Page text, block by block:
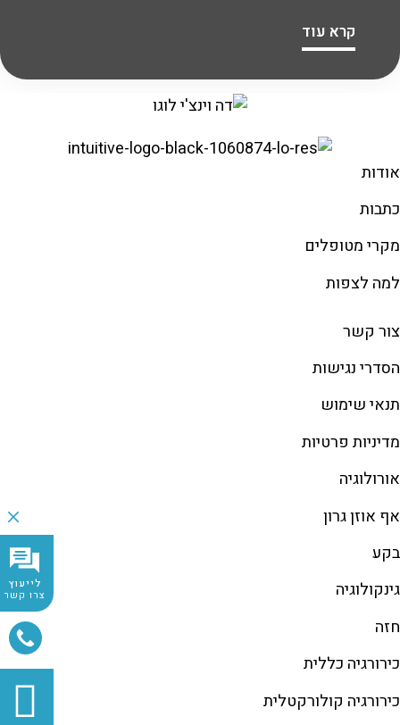
לייעוץ
צרו קשר
קרא עוד
אודות
כתבות
מקרי מטופלים
למה לצפות
צור קשר
הסדרי נגישות
תנאי שימוש
מדיניות פרטיות
אורולוגיה
אף אוזן גרון
בקע
גינקולוגיה
חזה
כירורגיה כללית
כירורגיה קולורקטלית